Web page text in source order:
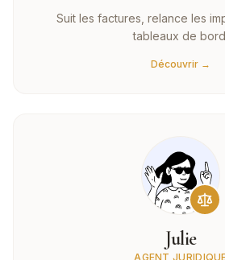
Suit les factures, relance les
tableaux de
Découvrir →
Julie
AGENT